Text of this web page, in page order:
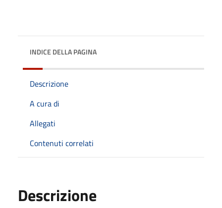
INDICE DELLA PAGINA
Descrizione
A cura di
Allegati
Contenuti correlati
Descrizione